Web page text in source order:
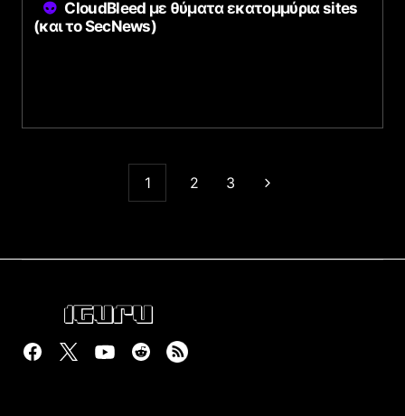
CloudBleed με θύματα εκατομμύρια sites
(και το SecNews)
1 2 3